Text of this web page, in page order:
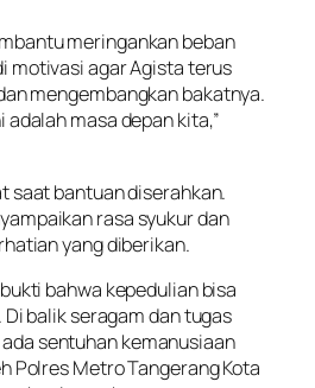
meringankan beban
motivasi agar Agista terus
mengembangkan bakatnya.
masa depan kita,”
saat bantuan diserahkan.
rasa syukur dan
yang diberikan.
bahwa kepedulian bisa
balik seragam dan tugas
sentuhan kemanusiaan
Polres Metro Tangerang Kota